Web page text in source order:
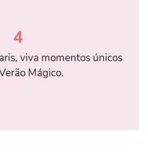
4
viva momentos únicos
Mágico.